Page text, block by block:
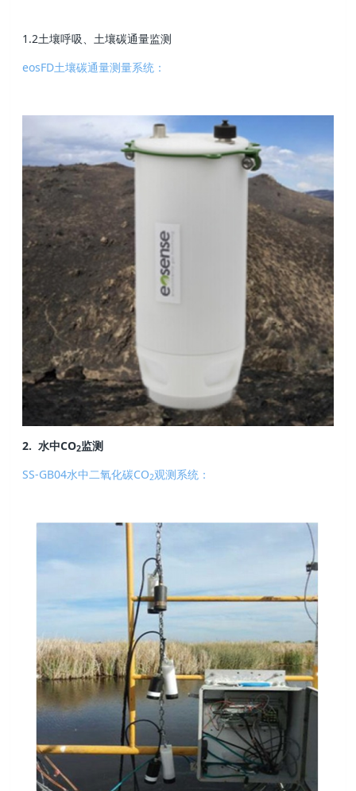
1.2土壤呼吸、土壤碳通量监测
eosFD土壤碳通量测量系统：
2. 水中CO2监测
SS-GB04水中二氧化碳CO2观测系统：